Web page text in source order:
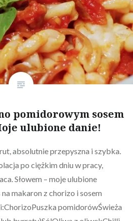
pomidorowym sosem
ulubione danie!
absolutnie przepyszna i szybka.
po ciężkim dniu w pracy,
Słowem – moje ulubione
makaron z chorizo i sosem
pomidorówŚwieża